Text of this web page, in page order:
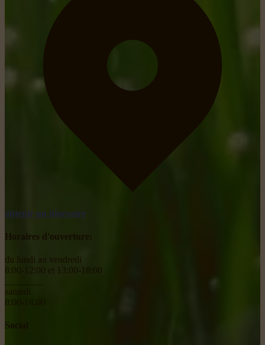
obtenir un itinéraire
Horaires d'ouverture:
du lundi au vendredi
8:00-12:00 et 13:00-18:00
samedi
8:00-18:00
Social